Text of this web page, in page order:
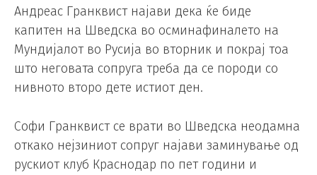
Андреас Гранквист најави дека ќе биде
капитен на Шведска во осминафиналето на
Мундијалот во Русија во вторник и покрај тоа
што неговата сопруга треба да се породи со
нивното второ дете истиот ден.
Софи Гранквист се врати во Шведска неодамна
откако нејзиниот сопруг најави заминување од
рускиот клуб Краснодар по пет години и